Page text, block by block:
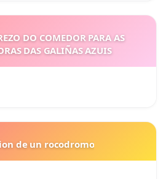
DO COMEDOR PARA AS
DAS GALIÑAS AZUIS
de un rocodromo